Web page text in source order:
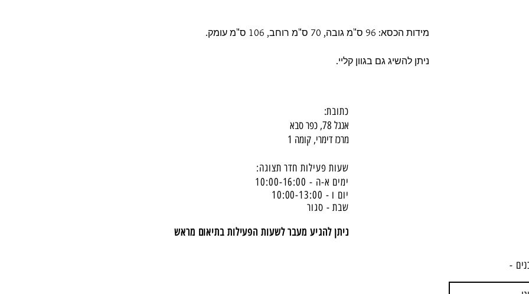
מידות הכסא: 96 ס"מ גובה, 70 ס"מ רוחב, 106 ס"מ עומק.
ניתן להשיג גם בגוון קליי.
כתובת:
אנגל 78, כפר סבא
מרכז דימרי, קומה 1
שעות פעילות חדר תצוגה:
ימים א-ה - 10:00-16: 00
יום ו - 10:00-13:00
שבת - סגור
ניתן להגיע מעבר לשעות הפעילות בתיאום מראש
-